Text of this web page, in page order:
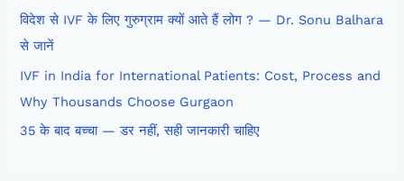
विदेश से IVF के लिए गुरुग्राम क्यों आते हैं लोग ? — Dr. Sonu Balhara
से जानें
IVF in India for International Patients: Cost, Process and
Why Thousands Choose Gurgaon
35 के बाद बच्चा — डर नहीं, सही जानकारी चाहिए